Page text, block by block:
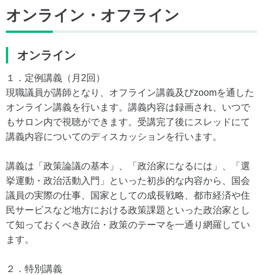
オンライン・オフライン
オンライン
１．定例講義（月2回）
現職議員が講師となり、オフライン講義及びzoomを通した
オンライン講義を行います。講義内容は録画され、いつで
もサロン内で視聴ができます。受講完了後にスレッドにて
講義内容についてのディスカッションを行います。
講義は「政策論議の基本」、「政治家になるには」、「選
挙運動・政治活動入門」といった初歩的な内容から、国会
議員の実際の仕事、国家としての成長戦略、都市経済や住
民サービスなど地方における政策課題といった政治家とし
て知っておくべき政治・政策のテーマを一通り網羅してい
ます。
２．特別講義